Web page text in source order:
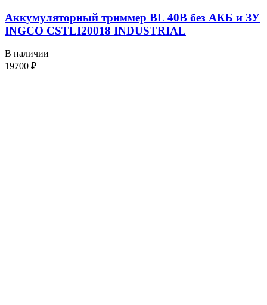
Аккумуляторный триммер BL 40В без АКБ и ЗУ
INGCO CSTLI20018 INDUSTRIAL
В наличии
19700 ₽